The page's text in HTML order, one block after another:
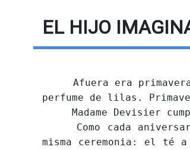
EL HIJO
Afuera era
perfume de lilas.
Madame Devisier
Como cada
misma ceremonia: el té